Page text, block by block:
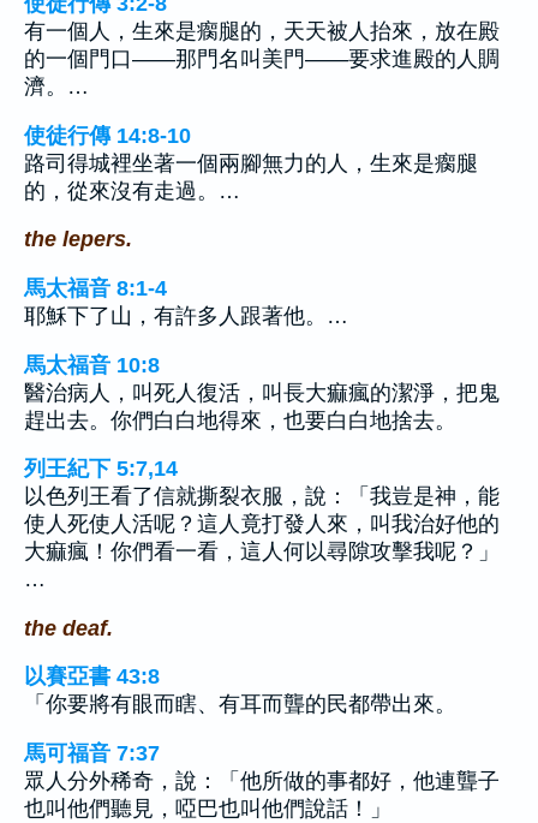
有一個人，生來是瘸腿的，天天被人抬來，放在殿
的一個門口——那門名叫美門——要求進殿的人賙
濟。…
使徒行傳 14:8-10
路司得城裡坐著一個兩腳無力的人，生來是瘸腿
的，從來沒有走過。…
the lepers.
馬太福音 8:1-4
耶穌下了山，有許多人跟著他。…
馬太福音 10:8
醫治病人，叫死人復活，叫長大痲瘋的潔淨，把鬼
趕出去。你們白白地得來，也要白白地捨去。
列王紀下 5:7,14
以色列王看了信就撕裂衣服，說：「我豈是神，能
使人死使人活呢？這人竟打發人來，叫我治好他的
大痲瘋！你們看一看，這人何以尋隙攻擊我呢？」
…
the deaf.
以賽亞書 43:8
「你要將有眼而瞎、有耳而聾的民都帶出來。
馬可福音 7:37
眾人分外稀奇，說：「他所做的事都好，他連聾子
也叫他們聽見，啞巴也叫他們說話！」